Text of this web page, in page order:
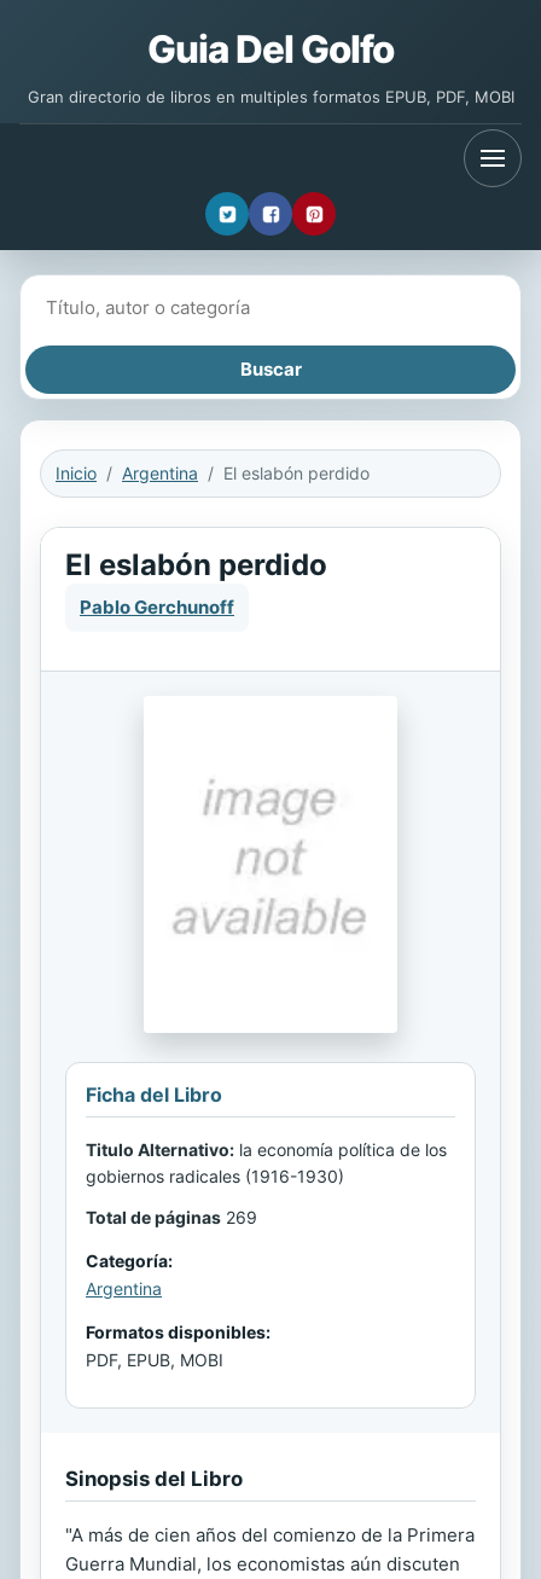
Guia Del Golfo
Gran directorio de libros en multiples formatos EPUB, PDF, MOBI
Inicio Argentina El eslabón perdido
El eslabón perdido
Pablo Gerchunoff
Ficha del Libro
Titulo Alternativo: la economía política de los
gobiernos radicales (1916-1930)
Total de páginas 269
Categoría:
Argentina
Formatos disponibles:
PDF, EPUB, MOBI
Sinopsis del Libro
"A más de cien años del comienzo de la Primera
Guerra Mundial, los economistas aún discuten